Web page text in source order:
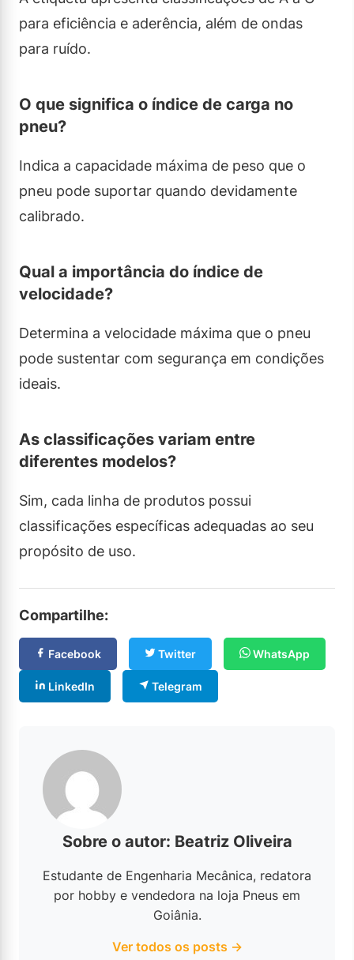
para eficiência e aderência, além de ondas
para ruído.
O que significa o índice de carga no
pneu?
Indica a capacidade máxima de peso que o
pneu pode suportar quando devidamente
calibrado.
Qual a importância do índice de
velocidade?
Determina a velocidade máxima que o pneu
pode sustentar com segurança em condições
ideais.
As classificações variam entre
diferentes modelos?
Sim, cada linha de produtos possui
classificações específicas adequadas ao seu
propósito de uso.
Compartilhe:
Facebook Twitter WhatsApp
LinkedIn Telegram
Sobre o autor: Beatriz Oliveira
Estudante de Engenharia Mecânica, redatora
por hobby e vendedora na loja Pneus em
Goiânia.
Ver todos os posts →